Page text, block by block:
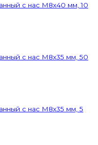
с нас М8х40 мм, 10
с нас М8х35 мм, 50
с нас М8х35 мм, 5